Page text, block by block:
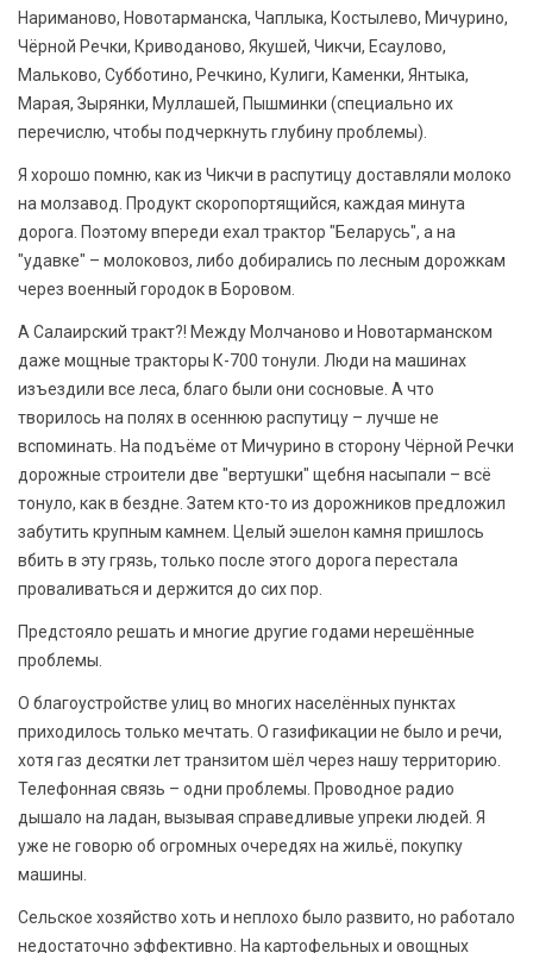
Нариманово, Новотарманска, Чаплыка, Костылево, Мичурино,
Чёрной Речки, Криводаново, Якушей, Чикчи, Есаулово,
Мальково, Субботино, Речкино, Кулиги, Каменки, Янтыка,
Марая, Зырянки, Муллашей, Пышминки (специально их
перечислю, чтобы подчеркнуть глубину проблемы).
Я хорошо помню, как из Чикчи в распутицу доставляли молоко
на молзавод. Продукт скоропортящийся, каждая минута
дорога. Поэтому впереди ехал трактор "Беларусь", а на
"удавке" – молоковоз, либо добирались по лесным дорожкам
через военный городок в Боровом.
А Салаирский тракт?! Между Молчаново и Новотарманском
даже мощные тракторы К-700 тонули. Люди на машинах
изъездили все леса, благо были они сосновые. А что
творилось на полях в осеннюю распутицу – лучше не
вспоминать. На подъёме от Мичурино в сторону Чёрной Речки
дорожные строители две "вертушки" щебня насыпали – всё
тонуло, как в бездне. Затем кто-то из дорожников предложил
забутить крупным камнем. Целый эшелон камня пришлось
вбить в эту грязь, только после этого дорога перестала
проваливаться и держится до сих пор.
Предстояло решать и многие другие годами нерешённые
проблемы.
О благоустройстве улиц во многих населённых пунктах
приходилось только мечтать. О газификации не было и речи,
хотя газ десятки лет транзитом шёл через нашу территорию.
Телефонная связь – одни проблемы. Проводное радио
дышало на ладан, вызывая справедливые упреки людей. Я
уже не говорю об огромных очередях на жильё, покупку
машины.
Сельское хозяйство хоть и неплохо было развито, но работало
недостаточно эффективно. На картофельных и овощных